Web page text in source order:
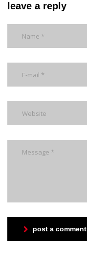
leave a reply
post a comment